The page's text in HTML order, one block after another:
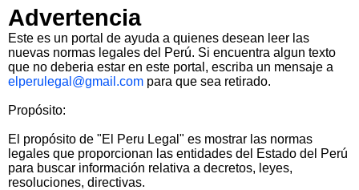
Advertencia
Este es un portal de ayuda a quienes desean leer las
nuevas normas legales del Perú. Si encuentra algun texto
que no deberia estar en este portal, escriba un mensaje a
elperulegal@gmail.com para que sea retirado.
Propósito:
El propósito de "El Peru Legal" es mostrar las normas
legales que proporcionan las entidades del Estado del Perú
para buscar información relativa a decretos, leyes,
resoluciones, directivas.